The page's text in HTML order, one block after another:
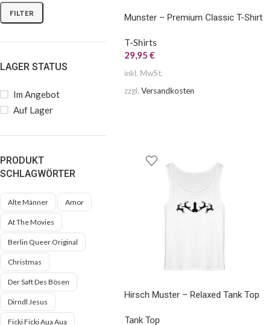
FILTER
LAGER STATUS
Im Angebot
Auf Lager
PRODUKT
SCHLAGWÖRTER
Alte Männer Amor
At The Movies
Berlin Queer Original
Christmas
Der Saft Des Bösen
Dirndl Jesus
Ficki Ficki Aua Aua
Munster – Premium Classic T-Shirt
T-Shirts
29,95 €
inkl. MwSt.
zzgl. Versandkosten
Hirsch Muster – Relaxed Tank Top
Tank Top